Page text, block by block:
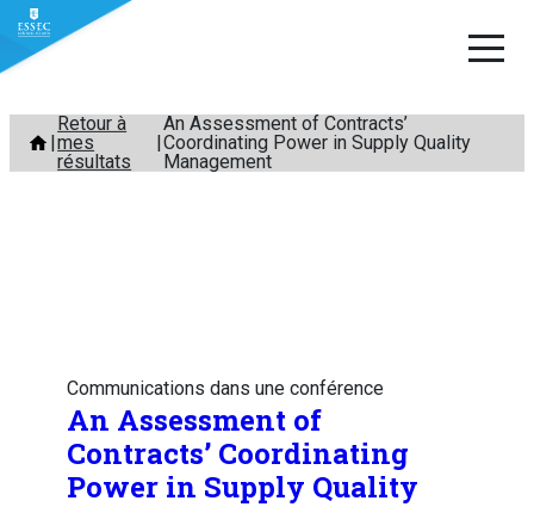
Aller
contenu
Retour à
mes
résultats
An Assessment of Contracts’
Coordinating Power in Supply Quality
Management
Communications dans une conférence
An Assessment of
Contracts’ Coordinating
Power in Supply Quality